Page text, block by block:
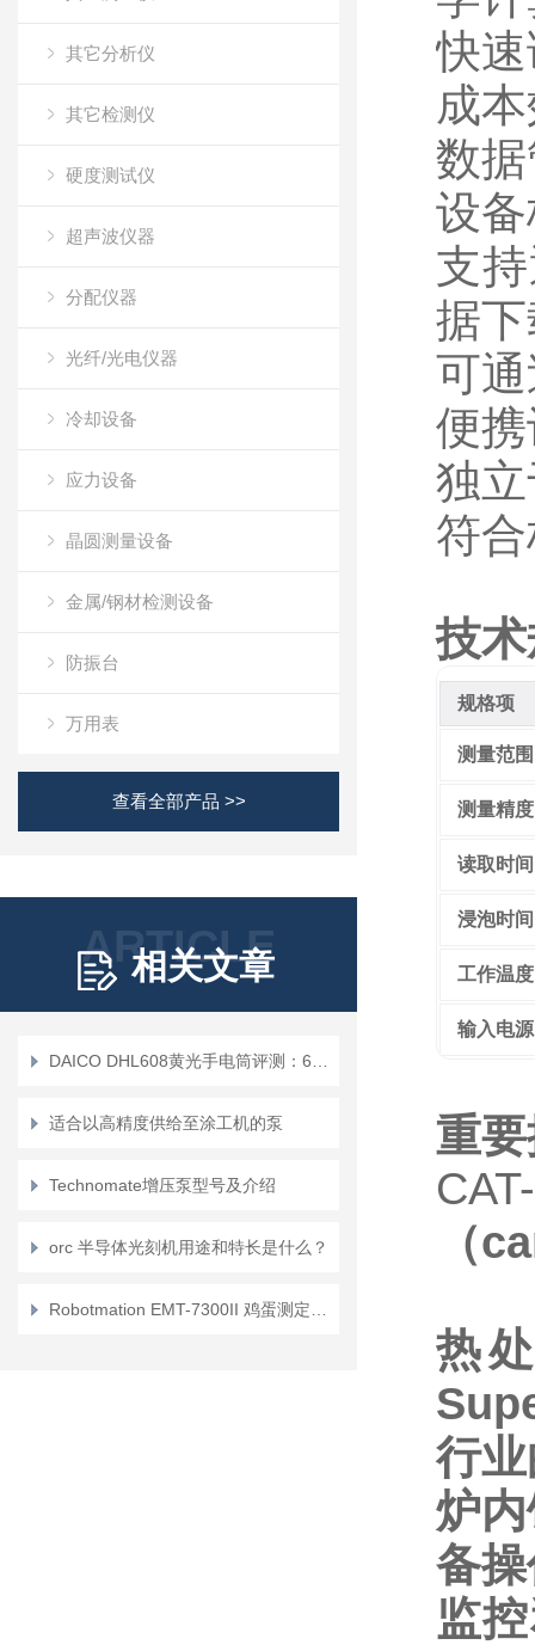
其它分析仪
其它检测仪
硬度测试仪
超声波仪器
分配仪器
光纤/光电仪器
冷却设备
应力设备
晶圆测量设备
金属/钢材检测设备
防振台
万用表
查看全部产品 >>
ARTICLE
相关文章
适合以高精度供给至涂工机的泵
Technomate增压泵型号及介绍
orc 半导体光刻机用途和特长是什么？
快
成
数
设
支
据
可
便
独
符
技
规格项
测量范围
测量精度
读取时间
浸泡时间
工作温度
输入电源
重
（
热
行
炉
备
监